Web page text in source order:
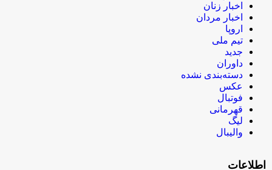
اخبار زنان
اخبار مردان
اروپا
تیم ملی
جدید
داوران
دسته‌بندی نشده
عکس
فوتبال
قهرمانی
لیگ
والیبال
اطلاعات